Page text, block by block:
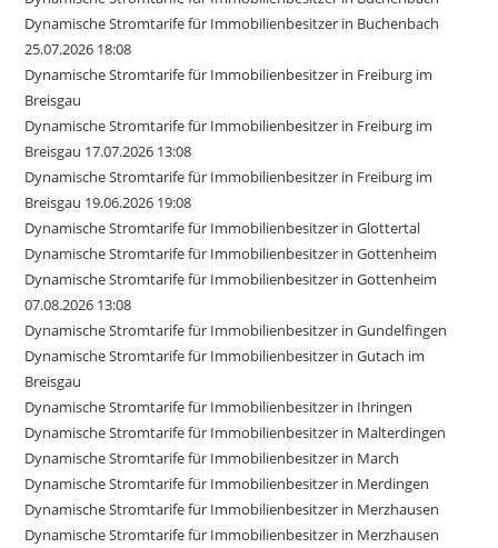
Dynamische Stromtarife für Immobilienbesitzer in Buchenbach
25.07.2026 18:08
Dynamische Stromtarife für Immobilienbesitzer in Freiburg im
Breisgau
Dynamische Stromtarife für Immobilienbesitzer in Freiburg im
Breisgau 17.07.2026 13:08
Dynamische Stromtarife für Immobilienbesitzer in Freiburg im
Breisgau 19.06.2026 19:08
Dynamische Stromtarife für Immobilienbesitzer in Glottertal
Dynamische Stromtarife für Immobilienbesitzer in Gottenheim
Dynamische Stromtarife für Immobilienbesitzer in Gottenheim
07.08.2026 13:08
Dynamische Stromtarife für Immobilienbesitzer in Gundelfingen
Dynamische Stromtarife für Immobilienbesitzer in Gutach im
Breisgau
Dynamische Stromtarife für Immobilienbesitzer in Ihringen
Dynamische Stromtarife für Immobilienbesitzer in Malterdingen
Dynamische Stromtarife für Immobilienbesitzer in March
Dynamische Stromtarife für Immobilienbesitzer in Merdingen
Dynamische Stromtarife für Immobilienbesitzer in Merzhausen
Dynamische Stromtarife für Immobilienbesitzer in Merzhausen